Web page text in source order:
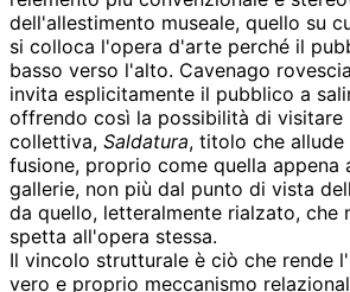
dell'allestimento museale, quello su
si colloca l'opera d'arte perché il
basso verso l'alto. Cavenago
invita esplicitamente il pubblico a
offrendo così la possibilità di visitare
collettiva, Saldatura, titolo che allude
fusione, proprio come quella appena
gallerie, non più dal punto di vista
da quello, letteralmente rialzato, che
spetta all'opera stessa.
Il vincolo strutturale è ciò che rende
vero e proprio meccanismo